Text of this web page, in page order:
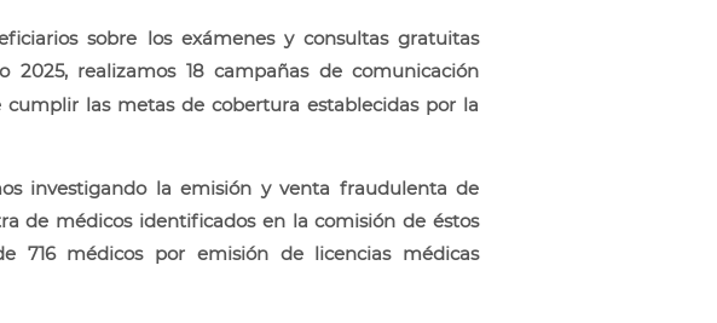
sobre los exámenes y consultas gratuitas
realizamos 18 campañas de comunicación
las metas de cobertura establecidas por la
investigando la emisión y venta fraudulenta de
de médicos identificados en la comisión de éstos
716 médicos por emisión de licencias médicas